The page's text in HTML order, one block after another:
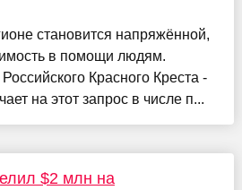
становится напряжённой,
в помощи людям.
Красного Креста -
на этот запрос в числе п...
$2 млн на